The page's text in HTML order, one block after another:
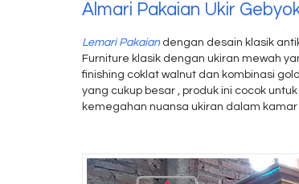
Almari Pakaian Ukir
Lemari Pakaiandengan desain klasik
Furniture klasik dengan ukiran mewah
finishing coklat walnut dan kombinasi
yang cukup besar , produk ini cocok
kemegahan nuansa ukiran dalam kamar